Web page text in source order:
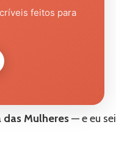
feitos para
das Mulheres— e eu sei